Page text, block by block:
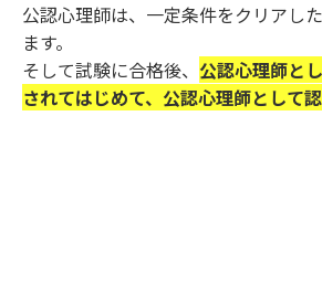
公認心理師は、一定条件をクリアし
ます。
そして試験に合格後、 公認心理師と
されてはじめて、公認心理師として認